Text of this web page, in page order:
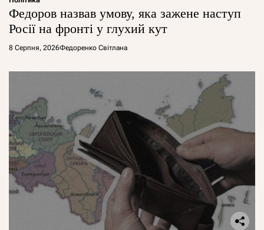
Федоров назвав умову, яка зажене наступ
Росії на фронті у глухий кут
8 Серпня, 2026Федоренко Світлана